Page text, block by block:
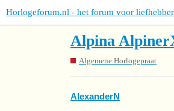
Horlogeforum.nl - het forum voor
Alpina
Algemene Horlogepraat
AlexanderN